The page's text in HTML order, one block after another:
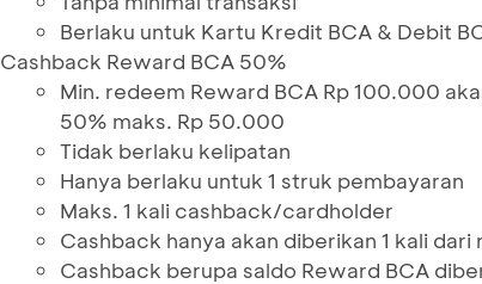
Berlaku untuk Kartu Kredit BCA & Debit
Cashback Reward BCA 50%
Min. redeem Reward BCA Rp 100.000
50% maks. Rp 50.000
Tidak berlaku kelipatan
Hanya berlaku untuk 1 struk pembayaran
Maks. 1 kali cashback/cardholder
Cashback hanya akan diberikan 1 kali
Cashback berupa saldo Reward BCA